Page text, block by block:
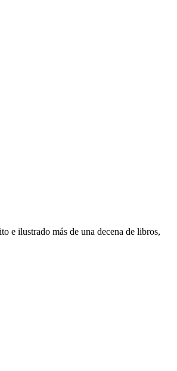
e ilustrado más de una decena de libros,